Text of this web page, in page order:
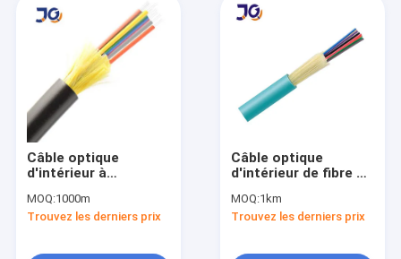
Câble optique
d'intérieur à
fonctionnement de
fibre de noyau d'OIN
MOQ:1000m
Trouvez les derniers prix
Câble optique
d'intérieur de fibre de
MOQ:1km
Trouvez les derniers prix